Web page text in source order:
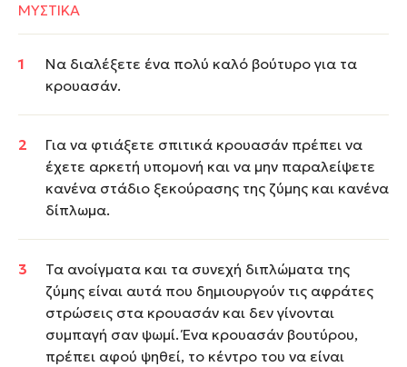
ΜΥΣΤΙΚΑ
Να διαλέξετε ένα πολύ καλό βούτυρο για τα
κρουασάν.
Για να φτιάξετε σπιτικά κρουασάν πρέπει να
έχετε αρκετή υπομονή και να μην παραλείψετε
κανένα στάδιο ξεκούρασης της ζύμης και κανένα
δίπλωμα.
Τα ανοίγματα και τα συνεχή διπλώματα της
ζύμης είναι αυτά που δημιουργούν τις αφράτες
στρώσεις στα κρουασάν και δεν γίνονται
συμπαγή σαν ψωμί. Ένα κρουασάν βουτύρου,
πρέπει αφού ψηθεί, το κέντρο του να είναι